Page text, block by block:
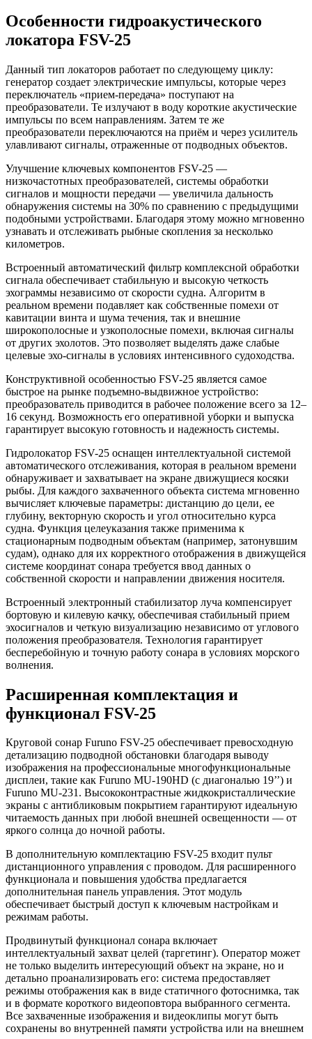
Особенности гидроакустического
локатора FSV-25
Данный тип локаторов работает по следующему циклу:
генератор создает электрические импульсы, которые через
переключатель «прием-передача» поступают на
преобразователи. Те излучают в воду короткие акустические
импульсы по всем направлениям. Затем те же
преобразователи переключаются на приём и через усилитель
улавливают сигналы, отраженные от подводных объектов.
Улучшение ключевых компонентов FSV-25 —
низкочастотных преобразователей, системы обработки
сигналов и мощности передачи — увеличила дальность
обнаружения системы на 30% по сравнению с предыдущими
подобными устройствами. Благодаря этому можно мгновенно
узнавать и отслеживать рыбные скопления за несколько
километров.
Встроенный автоматический фильтр комплексной обработки
сигнала обеспечивает стабильную и высокую четкость
эхограммы независимо от скорости судна. Алгоритм в
реальном времени подавляет как собственные помехи от
кавитации винта и шума течения, так и внешние
широкополосные и узкополосные помехи, включая сигналы
от других эхолотов. Это позволяет выделять даже слабые
целевые эхо-сигналы в условиях интенсивного судоходства.
Конструктивной особенностью FSV-25 является самое
быстрое на рынке подъемно-выдвижное устройство:
преобразователь приводится в рабочее положение всего за 12–
16 секунд. Возможность его оперативной уборки и выпуска
гарантирует высокую готовность и надежность системы.
Гидролокатор FSV-25 оснащен интеллектуальной системой
автоматического отслеживания, которая в реальном времени
обнаруживает и захватывает на экране движущиеся косяки
рыбы. Для каждого захваченного объекта система мгновенно
вычисляет ключевые параметры: дистанцию до цели, ее
глубину, векторную скорость и угол относительно курса
судна. Функция целеуказания также применима к
стационарным подводным объектам (например, затонувшим
судам), однако для их корректного отображения в движущейся
системе координат сонара требуется ввод данных о
собственной скорости и направлении движения носителя.
Встроенный электронный стабилизатор луча компенсирует
бортовую и килевую качку, обеспечивая стабильный прием
эхосигналов и четкую визуализацию независимо от углового
положения преобразователя. Технология гарантирует
бесперебойную и точную работу сонара в условиях морского
волнения.
Расширенная комплектация и
функционал FSV-25
Круговой сонар Furuno FSV-25 обеспечивает превосходную
детализацию подводной обстановки благодаря выводу
изображения на профессиональные многофункциональные
дисплеи, такие как Furuno MU-190HD (с диагональю 19’’) и
Furuno MU-231. Высококонтрастные жидкокристаллические
экраны с антибликовым покрытием гарантируют идеальную
читаемость данных при любой внешней освещенности — от
яркого солнца до ночной работы.
В дополнительную комплектацию FSV-25 входит пульт
дистанционного управления с проводом. Для расширенного
функционала и повышения удобства предлагается
дополнительная панель управления. Этот модуль
обеспечивает быстрый доступ к ключевым настройкам и
режимам работы.
Продвинутый функционал сонара включает
интеллектуальный захват целей (таргетинг). Оператор может
не только выделить интересующий объект на экране, но и
детально проанализировать его: система предоставляет
режимы отображения как в виде статичного фотоснимка, так
и в формате короткого видеоповтора выбранного сегмента.
Все захваченные изображения и видеоклипы могут быть
сохранены во внутренней памяти устройства или на внешнем